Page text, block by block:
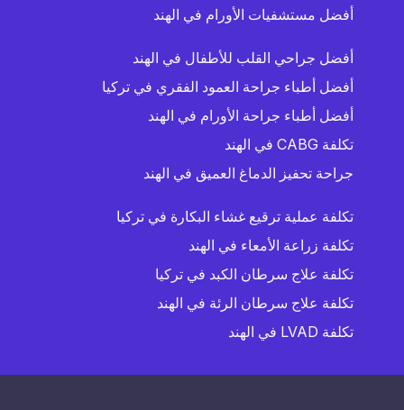
أفضل مستشفيات الأورام في الهند
أفضل جراحي القلب للأطفال في الهند
أفضل أطباء جراحة العمود الفقري في تركيا
أفضل أطباء جراحة الأورام في الهند
تكلفة CABG في الهند
جراحة تحفيز الدماغ العميق في الهند
تكلفة عملية ترقيع غشاء البكارة في تركيا
تكلفة زراعة الأمعاء في الهند
تكلفة علاج سرطان الكبد في تركيا
تكلفة علاج سرطان الرئة في الهند
تكلفة LVAD في الهند